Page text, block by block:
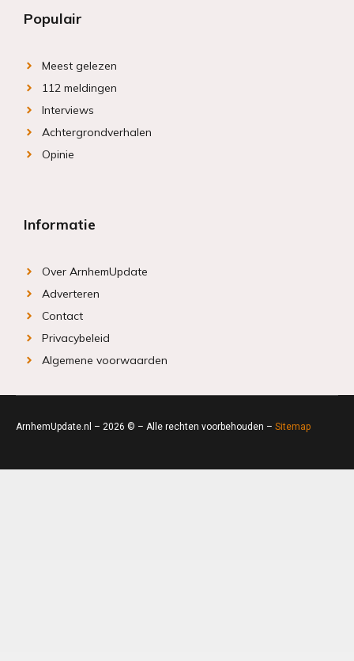
Populair
Meest gelezen
112 meldingen
Interviews
Achtergrondverhalen
Opinie
Informatie
Over ArnhemUpdate
Adverteren
Contact
Privacybeleid
Algemene voorwaarden
ArnhemUpdate.nl – 2026 © – Alle rechten voorbehouden – Sitemap